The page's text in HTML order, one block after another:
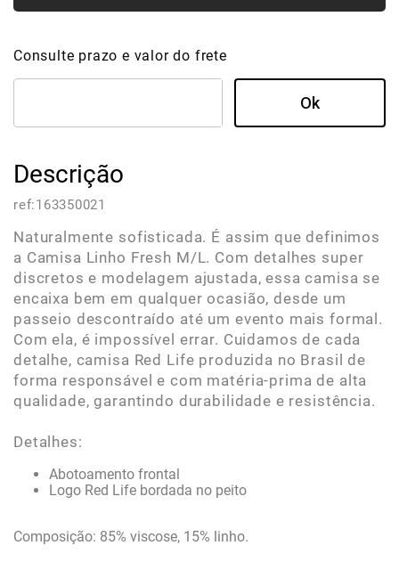
Consulte prazo e valor do frete
Descrição
ref:163350021
Naturalmente sofisticada. É assim que definimos
a Camisa Linho Fresh M/L. Com detalhes super
discretos e modelagem ajustada, essa camisa se
encaixa bem em qualquer ocasião, desde um
passeio descontraído até um evento mais formal.
Com ela, é impossível errar. Cuidamos de cada
detalhe, camisa Red Life produzida no Brasil de
forma responsável e com matéria-prima de alta
qualidade, garantindo durabilidade e resistência.
Detalhes:
Abotoamento frontal
Logo Red Life bordada no peito
Composição: 85% viscose, 15% linho.